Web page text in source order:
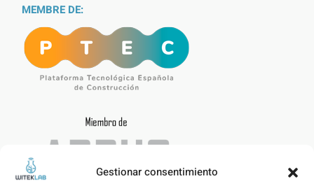
Gestionar consentimiento
MEMBRE DE: